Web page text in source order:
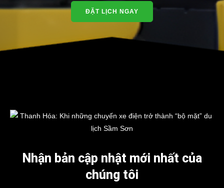
ĐẶT LỊCH NGAY
Nhận bản cập nhật mới nhất của
chúng tôi